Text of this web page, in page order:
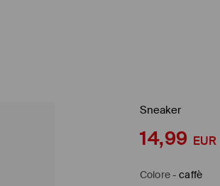
Sneaker
14,99 EUR
Colore-caffè